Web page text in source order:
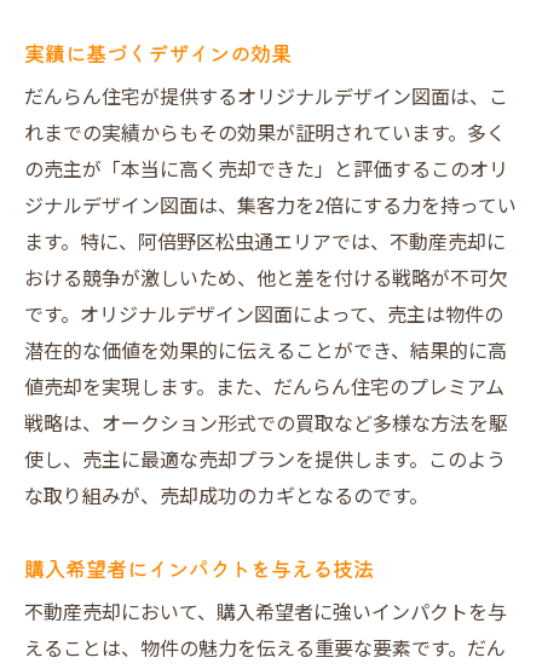
実績に基づくデザインの効果
だんらん住宅が提供するオリジナルデザイン図面は、こ
れまでの実績からもその効果が証明されています。多く
の売主が「本当に高く売却できた」と評価するこのオリ
ジナルデザイン図面は、集客力を2倍にする力を持ってい
ます。特に、阿倍野区松虫通エリアでは、不動産売却に
おける競争が激しいため、他と差を付ける戦略が不可欠
です。オリジナルデザイン図面によって、売主は物件の
潜在的な価値を効果的に伝えることができ、結果的に高
値売却を実現します。また、だんらん住宅のプレミアム
戦略は、オークション形式での買取など多様な方法を駆
使し、売主に最適な売却プランを提供します。このよう
な取り組みが、売却成功のカギとなるのです。
購入希望者にインパクトを与える技法
不動産売却において、購入希望者に強いインパクトを与
えることは、物件の魅力を伝える重要な要素です。だん